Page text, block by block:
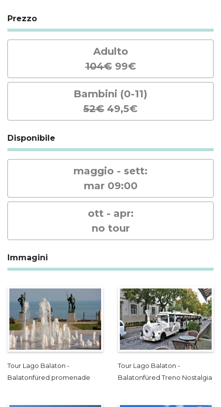
Prezzo
Adulto
104€99€
Bambini (0-11)
52€ 49,5€
Disponibile
maggio - sett:
mar 09:00
ott - apr:
no tour
Immagini
Tour Lago Balaton -
Balatonfüred promenade
Tour Lago Balaton -
Balatonfüred Treno Nostalgia